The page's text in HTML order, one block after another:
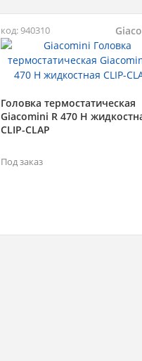
код: 940310
Головка термостатическая
Giacomini R 470 H
CLIP-CLAP
Под заказ